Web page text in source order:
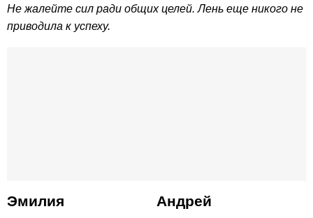
Не жалейте сил ради общих целей. Лень еще никого не
приводила к успеху.
Эмилия Андрей